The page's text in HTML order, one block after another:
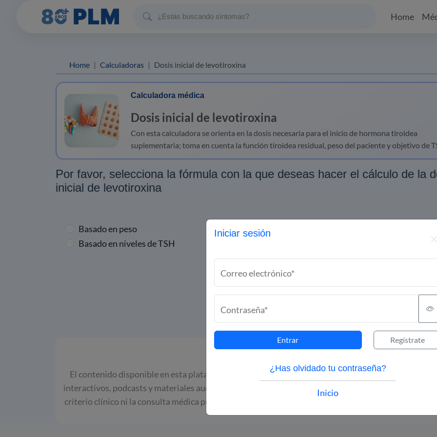
Home
Home Calculadoras Dosis inicial de levotiroxina
Calculadora médica
Dosis inicial de levotiroxina
Con esta calculadora se orienta en la dosis necesaria para el inicio de hormona tiroidea
suplementaria; toma en cuenta la función tiroidea residual, peso del paciente y objetivo de
Por favor, selecciona la fórmula con la que deseas hacer el cálculo de la
inicial de levotiroxina
Basado en peso
Basado en niveles de TSH
Calcular puntaje
El contenido disponible en esta plataforma, incluyendo calculadoras, atlas, algoritmos, casos
interactivos, podcasts y materiales audiovisuales es de carácter informativo y educativo. No
criterio clínico ni la consulta médica profesional. El uso de la información es responsabilidad del
Iniciar sesión
Correo electrónico*
Contraseña*
Entrar Regístrate
¿Has olvidado tu contraseña?
Inicio